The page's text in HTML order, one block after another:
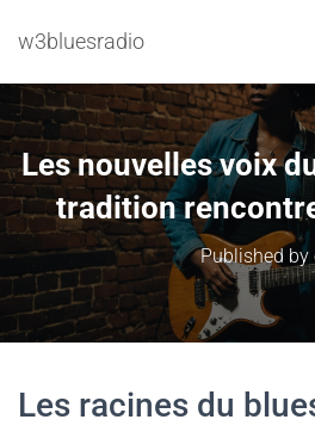
w3bluesradio
Les nouvelles voix
tradition
Published by
Les racines du